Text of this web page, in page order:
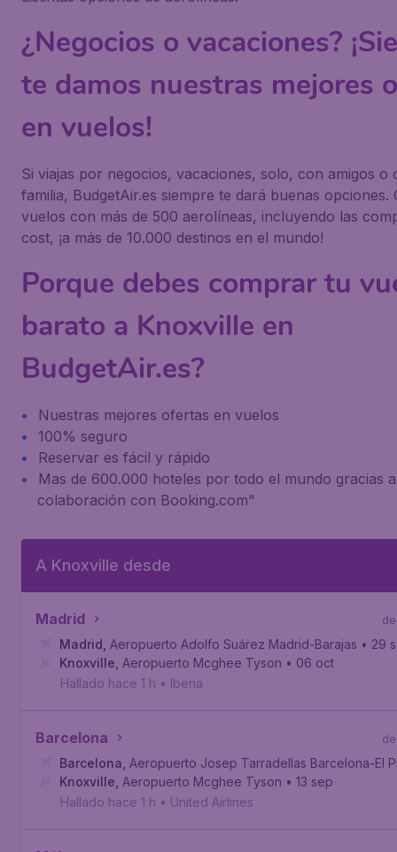
¿Negocios o vacaciones?
te damos nuestras mejores
en vuelos!
Si viajas por negocios, vacaciones, solo, con amigos o
familia, BudgetAir.es siempre te dará buenas opciones.
vuelos con más de 500 aerolíneas, incluyendo las
cost, ¡a más de 10.000 destinos en el mundo!
Porque debes comprar tu
barato a Knoxville en
BudgetAir.es?
Nuestras mejores ofertas en vuelos
100% seguro
Reservar es fácil y rápido
Mas de 600.000 hoteles por todo el mundo gracias
colaboración con Booking.com"
A Knoxville desde
Madrid
Madrid Aeropuerto Adolfo Suárez Madrid-Barajas • 29
Knoxville Aeropuerto Mcghee Tyson • 06 oct
Hallado hace 1 h • Iberia
Barcelona
Barcelona Aeropuerto Josep Tarradellas Barcelona-El
Knoxville Aeropuerto Mcghee Tyson • 13 sep
Hallado hace 1 h • United Airlines